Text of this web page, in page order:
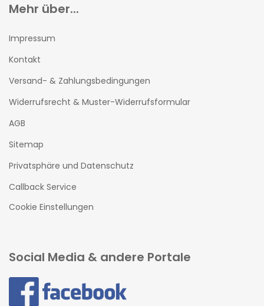
Mehr über...
Impressum
Kontakt
Versand- & Zahlungsbedingungen
Widerrufsrecht & Muster-Widerrufsformular
AGB
Sitemap
Privatsphäre und Datenschutz
Callback Service
Cookie Einstellungen
Social Media & andere Portale